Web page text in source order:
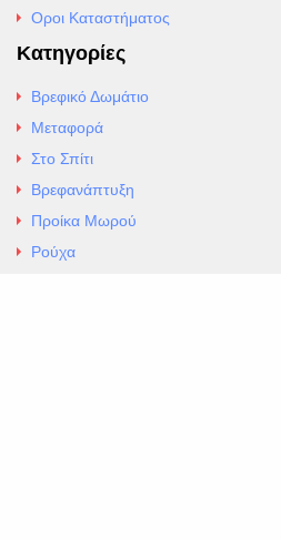
Οροι Καταστήματος
Κατηγορίες
Βρεφικό Δωμάτιο
Μεταφορά
Στο Σπίτι
Βρεφανάπτυξη
Προίκα Μωρού
Ρούχα